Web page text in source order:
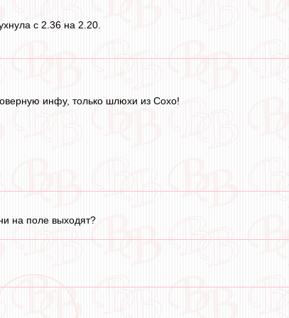
с 2.36 на 2.20.
инфу, только шлюхи из Сохо!
на поле выходят?